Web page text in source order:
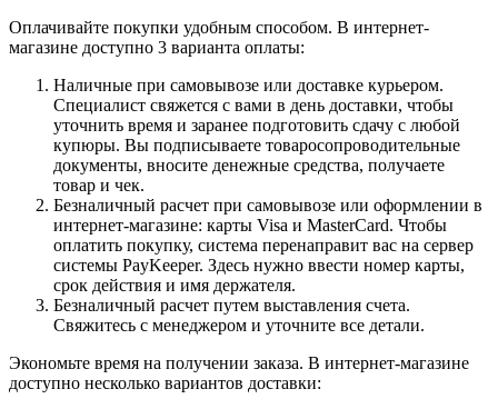
Оплачивайте покупки удобным способом. В интернет-
магазине доступно 3 варианта оплаты:
Наличные при самовывозе или доставке курьером.
Специалист свяжется с вами в день доставки, чтобы
уточнить время и заранее подготовить сдачу с любой
купюры. Вы подписываете товаросопроводительные
документы, вносите денежные средства, получаете
товар и чек.
Безналичный расчет при самовывозе или оформлении в
интернет-магазине: карты Visa и MasterCard. Чтобы
оплатить покупку, система перенаправит вас на сервер
системы PayKeeper. Здесь нужно ввести номер карты,
срок действия и имя держателя.
Безналичный расчет путем выставления счета.
Свяжитесь с менеджером и уточните все детали.
Экономьте время на получении заказа. В интернет-магазине
доступно несколько вариантов доставки: